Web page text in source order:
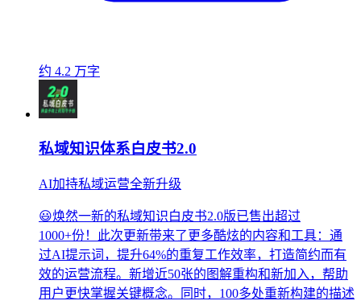
约 4.2 万字
私域知识体系白皮书2.0
AI加持私域运营全新升级
😃焕然一新的私域知识白皮书2.0版已售出超过
1000+份！此次更新带来了更多酷炫的内容和工具：通
过AI提示词，提升64%的重复工作效率，打造简约而有
效的运营流程。新增近50张的图解重构和新加入，帮助
用户更快掌握关键概念。同时，100多处重新构建的描述